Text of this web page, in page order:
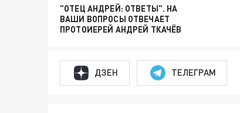
"ОТЕЦ АНДРЕЙ: ОТВЕТЫ". НА
ВАШИ ВОПРОСЫ ОТВЕЧАЕТ
ПРОТОИЕРЕЙ АНДРЕЙ ТКАЧЁВ
ДЗЕН ТЕЛЕГРАМ